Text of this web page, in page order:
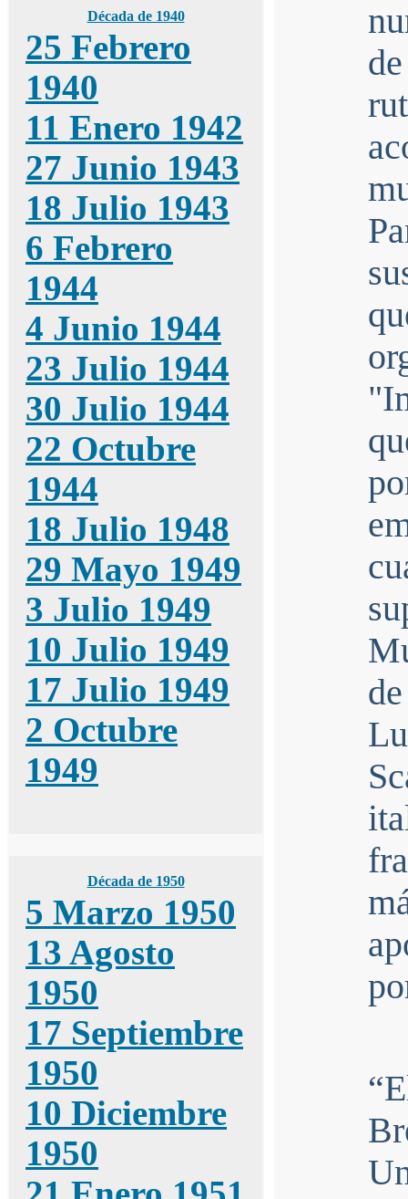
Década de 1940
25 Febrero
1940
11 Enero 1942
27 Junio 1943
18 Julio 1943
6 Febrero
1944
4 Junio 1944
23 Julio 1944
30 Julio 1944
22 Octubre
1944
18 Julio 1948
29 Mayo 1949
3 Julio 1949
10 Julio 1949
17 Julio 1949
2 Octubre
1949
Década de 1950
5 Marzo 1950
13 Agosto
1950
17 Septiembre
1950
10 Diciembre
1950